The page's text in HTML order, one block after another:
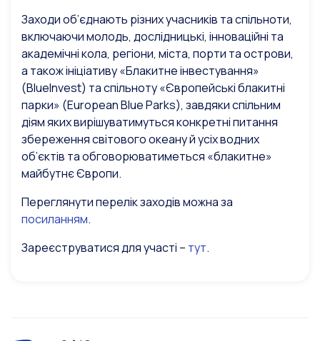
Заходи об’єднають різних учасників та спільноти,
включаючи молодь, дослідницькі, інноваційні та
академічні кола, регіони, міста, порти та острови,
а також ініціативу «Блакитне інвестування»
(BlueInvest) та спільноту «Європейські блакитні
парки» (European Blue Parks), завдяки спільним
діям яких вирішуватимуться конкретні питання
збереження світового океану й усіх водних
об’єктів та обговорюватиметься «блакитне»
майбутнє Європи.
Переглянути перелік заходів можна за
посиланням.
Зареєструватися для участі – тут.